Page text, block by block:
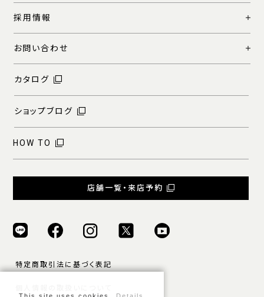
採用情報
お問い合わせ
カタログ
ショップブログ
HOW TO
店舗一覧・来店予約
特定商取引法に基づく表記